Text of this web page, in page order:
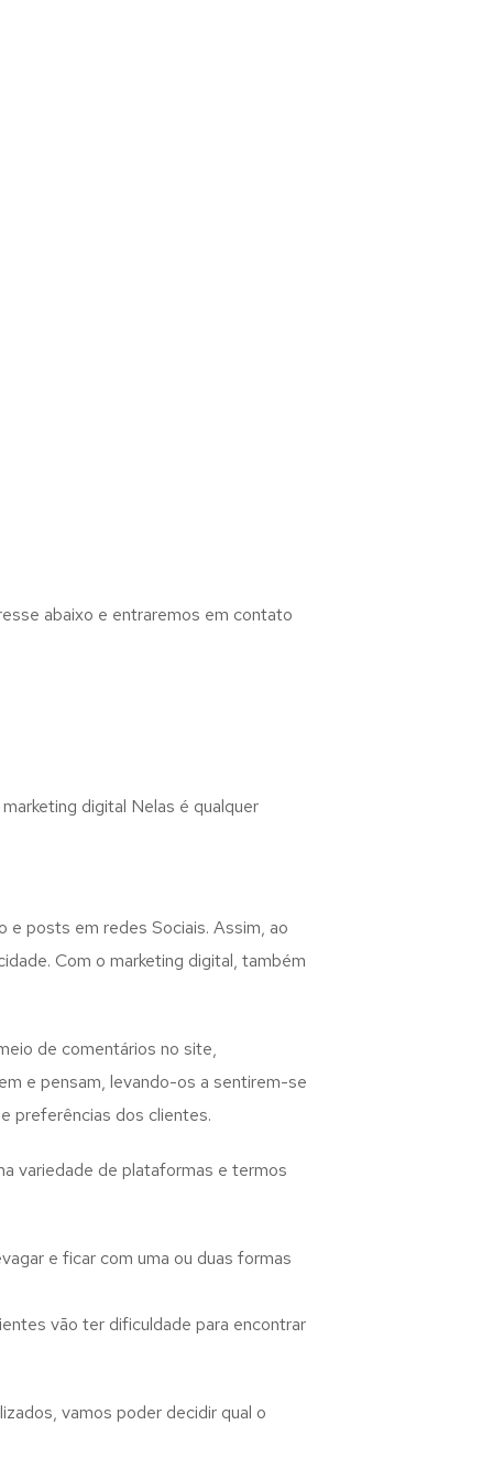
abaixo e entraremos em contato
digital Nelas é qualquer
e posts em redes Sociais. Assim, ao
Com o marketing digital, também
de comentários no site,
e pensam, levando-os a sentirem-se
preferências dos clientes.
variedade de plataformas e termos
e ficar com uma ou duas formas
vão ter dificuldade para encontrar
vamos poder decidir qual o